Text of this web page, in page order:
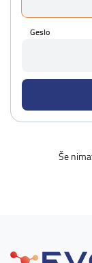
Geslo
Še